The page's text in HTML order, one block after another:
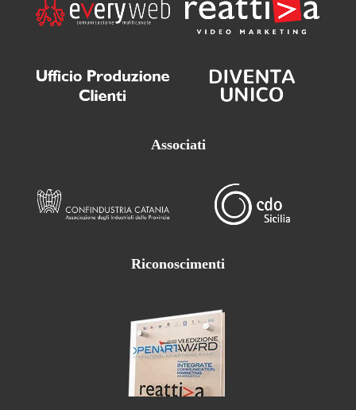
Associati
Riconoscimenti